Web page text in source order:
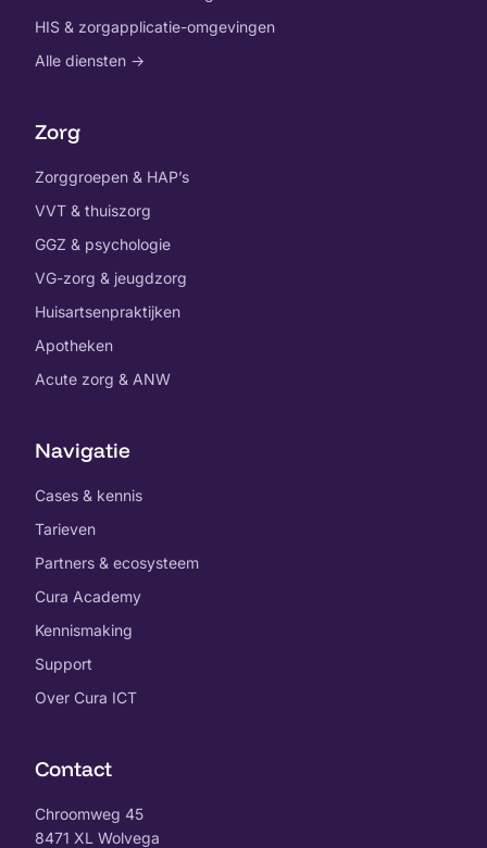
HIS & zorgapplicatie-omgevingen
Alle diensten →
Zorg
Zorggroepen & HAP’s
VVT & thuiszorg
GGZ & psychologie
VG-zorg & jeugdzorg
Huisartsenpraktijken
Apotheken
Acute zorg & ANW
Navigatie
Cases & kennis
Tarieven
Partners & ecosysteem
Cura Academy
Kennismaking
Support
Over Cura ICT
Contact
Chroomweg 45
8471 XL Wolvega